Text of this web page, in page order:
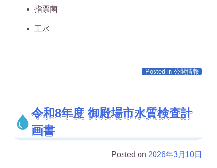
指票菌
工水
Posted in 公開情報
令和8年度 御殿場市水質検査計
画書
Posted on 2026年3月10日